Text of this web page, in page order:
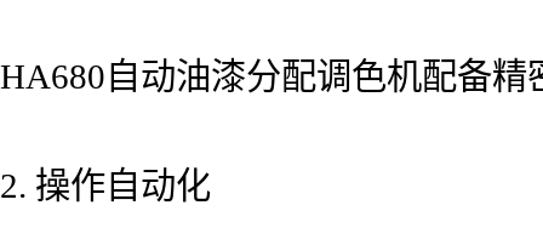
HA680自动油漆分配调色机配备
2. 操作自动化